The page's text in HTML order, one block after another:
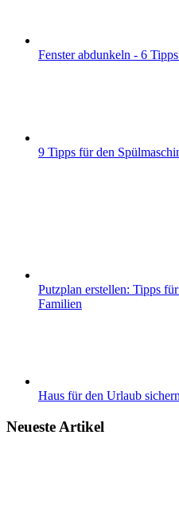
Fenster abdunkeln - 6
9 Tipps für den
Putzplan erstellen: Tipps
Familien
Haus für den Urlaub
Neueste Artikel